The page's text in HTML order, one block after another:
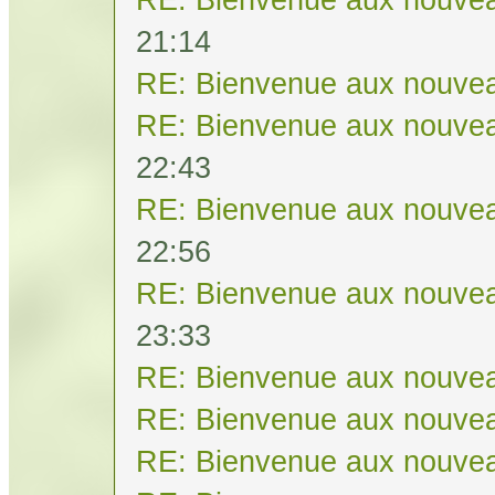
21:14
RE: Bienvenue aux
RE: Bienvenue aux
22:43
RE: Bienvenue aux
22:56
RE: Bienvenue aux
23:33
RE: Bienvenue aux
RE: Bienvenue aux
RE: Bienvenue aux